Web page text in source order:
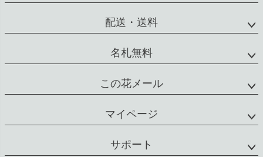
配送・送料
名札無料
この花メール
マイページ
サポート